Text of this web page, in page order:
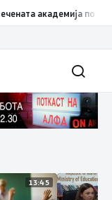
академија по повод
13:45